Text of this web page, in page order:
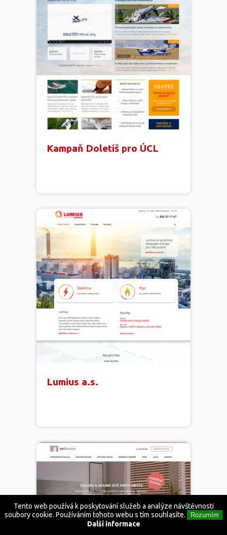
Kampaň Doletíš pro ÚCL
Lumius a.s.
Tento web používá k poskytování služeb a analýze návštěvnosti
soubory cookie. Používáním tohoto webu s tím souhlasíte.
Rozumím
Další informace